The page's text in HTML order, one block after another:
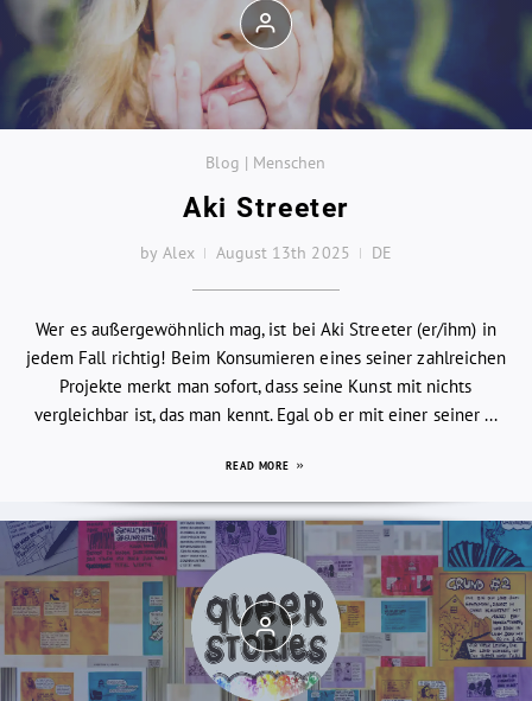
Blog | Menschen
Aki Streeter
by Alex August 13th 2025 DE
Wer es außergewöhnlich mag, ist bei Aki Streeter (er/ihm) in
jedem Fall richtig! Beim Konsumieren eines seiner zahlreichen
Projekte merkt man sofort, dass seine Kunst mit nichts
vergleichbar ist, das man kennt. Egal ob er mit einer seiner ...
READ MORE